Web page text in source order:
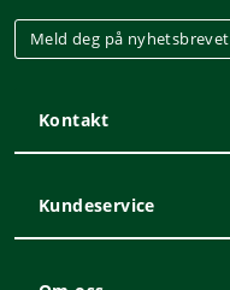
Meld deg på nyhetsbrevet
Kontakt
Kundeservice